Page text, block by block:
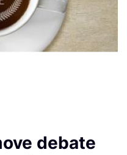
debate